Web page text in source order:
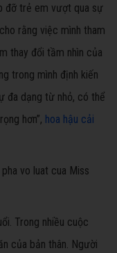
đỡ trẻ em vượt qua sự
rằng việc mình tham
thay đổi tầm nhìn của
trong mình định kiến
đa dạng từ nhỏ, có thể
hơn”, hoa hậu cải
Trong nhiều cuộc
của bản thân. Người